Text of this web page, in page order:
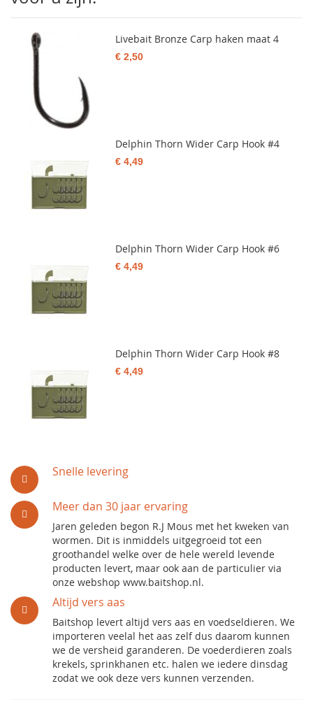
Snelle levering
Meer dan 30 jaar ervaring
Jaren geleden begon R.J Mous met het kweken van
wormen. Dit is inmiddels uitgegroeid tot een
groothandel welke over de hele wereld levende
producten levert, maar ook aan de particulier via
onze webshop www.baitshop.nl.
Altijd vers aas
Baitshop levert altijd vers aas en voedseldieren. We
importeren veelal het aas zelf dus daarom kunnen
we de versheid garanderen. De voederdieren zoals
krekels, sprinkhanen etc. halen we iedere dinsdag
zodat we ook deze vers kunnen verzenden.
Livebait Bronze Carp haken maat 4
€ 2,50
Delphin Thorn Wider Carp Hook #4
€ 4,49
Delphin Thorn Wider Carp Hook #6
€ 4,49
Delphin Thorn Wider Carp Hook #8
€ 4,49